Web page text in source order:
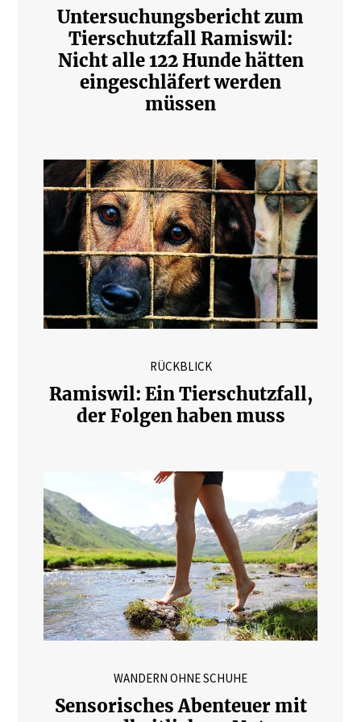
Untersuchungsbericht zum
Tierschutzfall Ramiswil:
Nicht alle 122 Hunde hätten
eingeschläfert werden
müssen
RÜCKBLICK
Ramiswil: Ein Tierschutzfall,
der Folgen haben muss
WANDERN OHNE SCHUHE
Sensorisches Abenteuer mit